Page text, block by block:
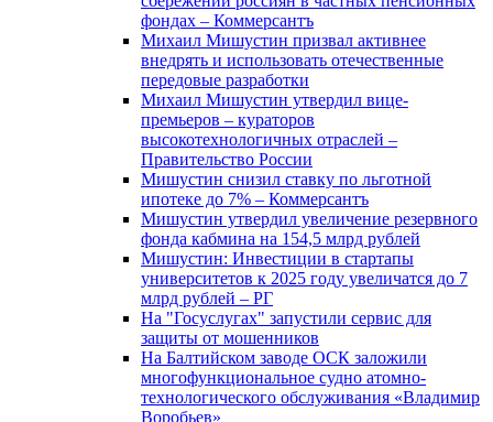
фондах – Коммерсантъ
Михаил Мишустин призвал активнее
внедрять и использовать отечественные
передовые разработки
Михаил Мишустин утвердил вице-
премьеров – кураторов
высокотехнологичных отраслей –
Правительство России
Мишустин снизил ставку по льготной
ипотеке до 7% – Коммерсантъ
Мишустин утвердил увеличение резервного
фонда кабмина на 154,5 млрд рублей
Мишустин: Инвестиции в стартапы
университетов к 2025 году увеличатся до 7
млрд рублей – РГ
На "Госуслугах" запустили сервис для
защиты от мошенников
На Балтийском заводе ОСК заложили
многофункциональное судно атомно-
технологического обслуживания «Владимир
Воробьев»